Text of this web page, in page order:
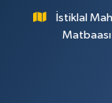
İstiklal